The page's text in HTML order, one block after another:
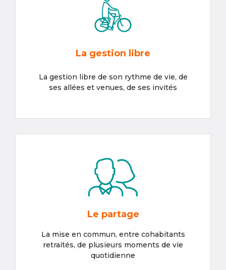
La gestion libre
La gestion libre de son rythme de vie, de
ses allées et venues, de ses invités
Le partage
La mise en commun, entre cohabitants
retraités, de plusieurs moments de vie
quotidienne